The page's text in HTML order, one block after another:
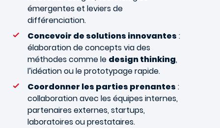
émergentes et leviers de
différenciation.
Concevoir de solutions innovantes :
élaboration de concepts via des
méthodes comme le design thinking,
l’idéation ou le prototypage rapide.
Coordonner les parties prenantes :
collaboration avec les équipes internes,
partenaires externes, startups,
laboratoires ou prestataires.